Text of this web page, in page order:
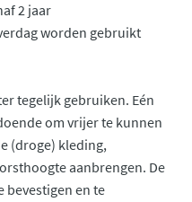
2 jaar
worden gebruikt
tegelijk gebruiken. Eén
om vrijer te kunnen
(droge) kleding,
aanbrengen. De
bevestigen en te